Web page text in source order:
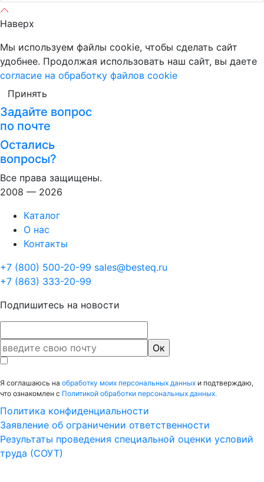
Наверх
Мы используем файлы cookie, чтобы сделать сайт
удобнее. Продолжая использовать наш сайт, вы даете
согласие на обработку файлов cookie
Принять
Задайте вопрос
по почте
Остались
вопросы?
Все права защищены.
2008 — 2026
Каталог
О нас
Контакты
+7 (800) 500-20-99 sales@besteq.ru
+7 (863) 333-20-99
Подпишитесь на новости
Я соглашаюсь на обработку моих персональных данных и подтверждаю,
что ознакомлен с Политикой обработки персональных данных.
Политика конфиденциальности
Заявление об ограничении ответственности
Результаты проведения специальной оценки условий
труда (СОУТ)